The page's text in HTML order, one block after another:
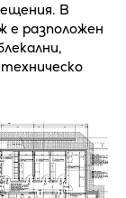
В
е разположен